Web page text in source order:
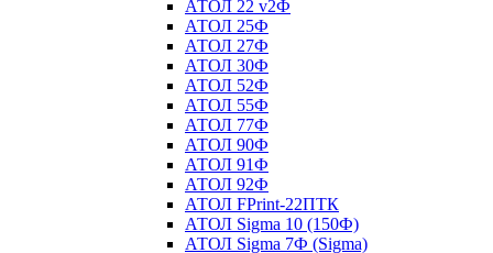
АТОЛ 22 v2Ф
АТОЛ 25Ф
АТОЛ 27Ф
АТОЛ 30Ф
АТОЛ 52Ф
АТОЛ 55Ф
АТОЛ 77Ф
АТОЛ 90Ф
АТОЛ 91Ф
АТОЛ 92Ф
АТОЛ FPrint-22ПТК
АТОЛ Sigma 10 (150Ф)
АТОЛ Sigma 7Ф (Sigma)